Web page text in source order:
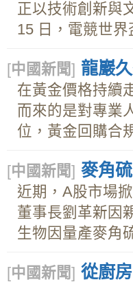
正以技術創新與
15 日，電競世
[中國新聞] 龍巖
在黃金價格持續
而來的是對專業
位，黃金回購合
[中國新聞] 麥角
近期，A股市場
董事長劉革新因
生物因量產麥角
[中國新聞] 從廚